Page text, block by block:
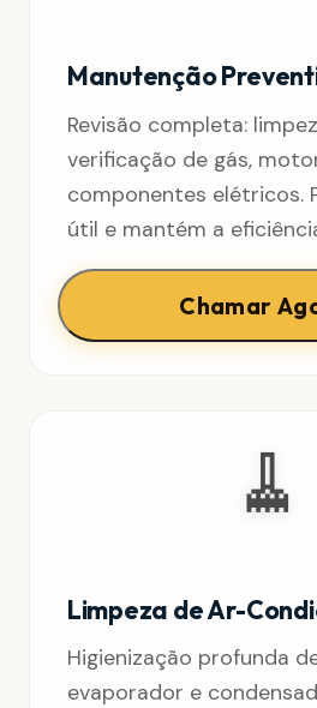
Manutenção
Revisão completa:
verificação de gás,
componentes elétricos.
útil e mantém a
Chamar
🧹
Limpeza de Ar-
Higienização profunda
evaporador e